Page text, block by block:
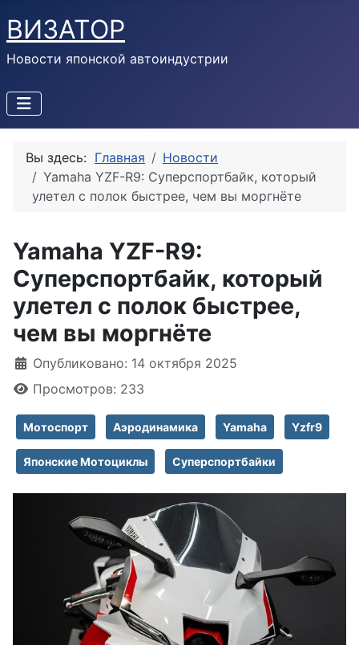
ВИЗАТОР
Новости японской автоиндустрии
Вы здесь: Главная
Новости
Yamaha YZF-R9: Суперспортбайк, который
улетел с полок быстрее, чем вы моргнёте
Yamaha YZF-R9:
Суперспортбайк, который
улетел с полок быстрее,
чем вы моргнёте
Информация о материале
Опубликовано: 14 октября 2025
Просмотров: 233
Мотоспорт Аэродинамика Yamaha Yzfr9
Японские Мотоциклы Суперспортбайки